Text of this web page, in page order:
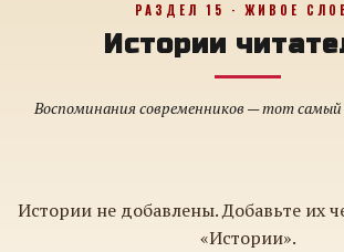
РАЗДЕЛ 15 · ЖИВОЕ
Истории
Воспоминания современников — тот самый
Истории не добавлены. Добавьте их
«Истории».